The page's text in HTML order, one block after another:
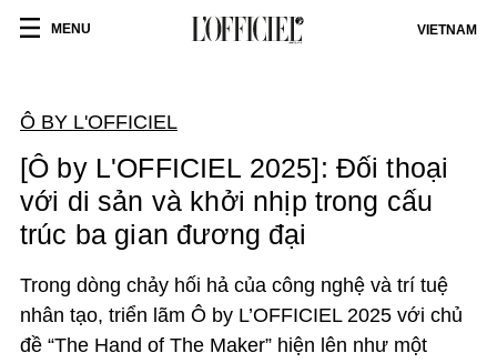
MENU VIETNAM
Ô BY L'OFFICIEL
[Ô by L'OFFICIEL 2025]: Đối thoại
với di sản và khởi nhịp trong cấu
trúc ba gian đương đại
Trong dòng chảy hối hả của công nghệ và trí tuệ
nhân tạo, triển lãm Ô by L’OFFICIEL 2025 với chủ
đề “The Hand of The Maker” hiện lên như một